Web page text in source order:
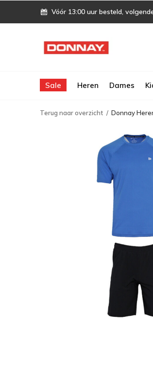
Sale Heren Dames
Vóór 13:00 uur besteld,
Terug naar overzicht Donnay